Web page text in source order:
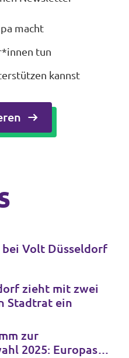
macht
tun
kannst
bei Volt Düsseldorf
zieht mit zwei
Stadtrat ein
zur
2025: Europas